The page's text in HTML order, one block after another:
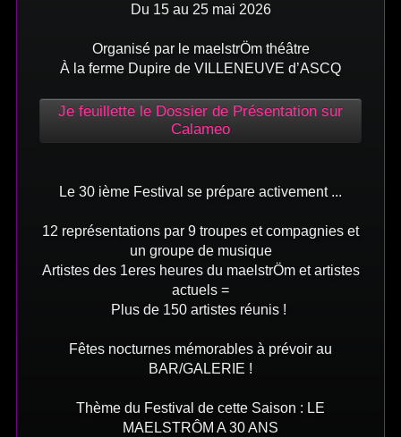
Du 15 au 25 mai 2026
Organisé par le maelstrÖm théâtre
À la ferme Dupire de VILLENEUVE d’ASCQ
Je feuillette le Dossier de Présentation sur
Calameo
Le 30 ième Festival se prépare activement ...
12 représentations par 9 troupes et compagnies et
un groupe de musique
Artistes des 1eres heures du maelstrÖm et artistes
actuels =
Plus de 150 artistes réunis !
Fêtes nocturnes mémorables à prévoir au
BAR/GALERIE !
Thème du Festival de cette Saison : LE
MAELSTRÔM A 30 ANS